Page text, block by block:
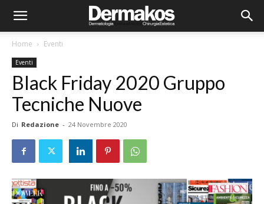
Home Eventi
Eventi
Black Friday 2020 Gruppo
Tecniche Nuove
Di Redazione - 24 Novembre 2020